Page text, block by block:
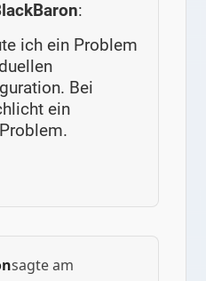
:
ich ein Problem
Bei
ein
sagte am